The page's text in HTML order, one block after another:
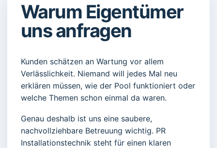
Warum Eigentümer
uns anfragen
Kunden schätzen an Wartung vor allem
Verlässlichkeit. Niemand will jedes Mal neu
erklären müssen, wie der Pool funktioniert oder
welche Themen schon einmal da waren.
Genau deshalb ist uns eine saubere,
nachvollziehbare Betreuung wichtig. PR
Installationstechnik steht für einen klaren